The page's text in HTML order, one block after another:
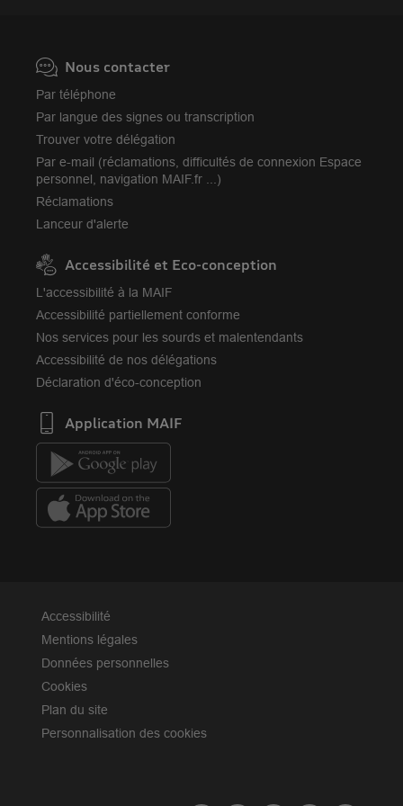
Nous contacter
Par téléphone
Par langue des signes ou transcription
Trouver votre délégation
Par e-mail (réclamations, difficultés de connexion Espace
personnel, navigation MAIF.fr ...)
Réclamations
Lanceur d'alerte
Accessibilité et Eco-conception
L'accessibilité à la MAIF
Accessibilité partiellement conforme
Nos services pour les sourds et malentendants
Accessibilité de nos délégations
Déclaration d'éco-conception
Application MAIF
Accessibilité
Mentions légales
Données personnelles
Cookies
Plan du site
Personnalisation des cookies